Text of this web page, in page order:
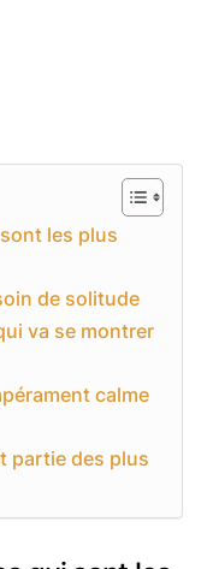
les plus
de solitude
va se montrer
calme
partie des plus